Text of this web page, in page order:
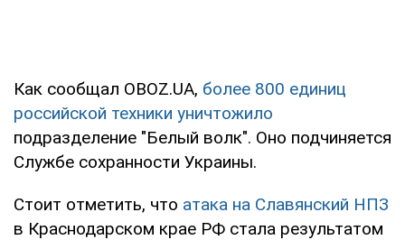
Как сообщал OBOZ.UA, более 800 единиц
российской техники уничтожило
подразделение "Белый волк". Оно подчиняется
Службе сохранности Украины.
Стоит отметить, что атака на Славянский НПЗ
в Краснодарском крае РФ стала результатом